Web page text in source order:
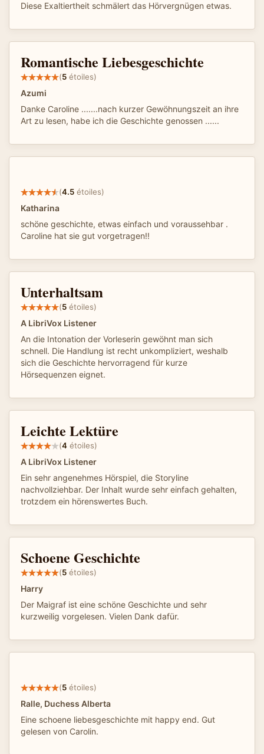
Diese Exaltiertheit schmälert das Hörvergnügen etwas.
Romantische Liebesgeschichte
(5 étoiles)
Azumi
Danke Caroline .......nach kurzer Gewöhnungszeit an ihre
Art zu lesen, habe ich die Geschichte genossen ......
(4.5 étoiles)
Katharina
schöne geschichte, etwas einfach und voraussehbar .
Caroline hat sie gut vorgetragen!!
Unterhaltsam
(5 étoiles)
A LibriVox Listener
An die Intonation der Vorleserin gewöhnt man sich
schnell. Die Handlung ist recht unkompliziert, weshalb
sich die Geschichte hervorragend für kurze
Hörsequenzen eignet.
Leichte Lektüre
(4 étoiles)
A LibriVox Listener
Ein sehr angenehmes Hörspiel, die Storyline
nachvollziehbar. Der Inhalt wurde sehr einfach gehalten,
trotzdem ein hörenswertes Buch.
Schoene Geschichte
(5 étoiles)
Harry
Der Maigraf ist eine schöne Geschichte und sehr
kurzweilig vorgelesen. Vielen Dank dafür.
(5 étoiles)
Ralle, Duchess Alberta
Eine schoene liebesgeschichte mit happy end. Gut
gelesen von Carolin.